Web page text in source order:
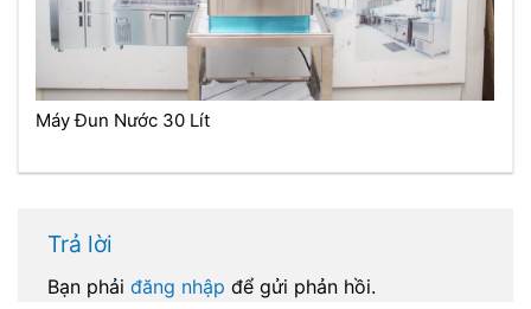
Máy Đun Nước 30 Lít
Trả lời
Bạn phải đăng nhập để gửi phản hồi.